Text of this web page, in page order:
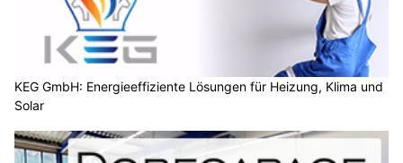
KEG GmbH: Energieeffiziente Lösungen für Heizung, Klima und
Solar